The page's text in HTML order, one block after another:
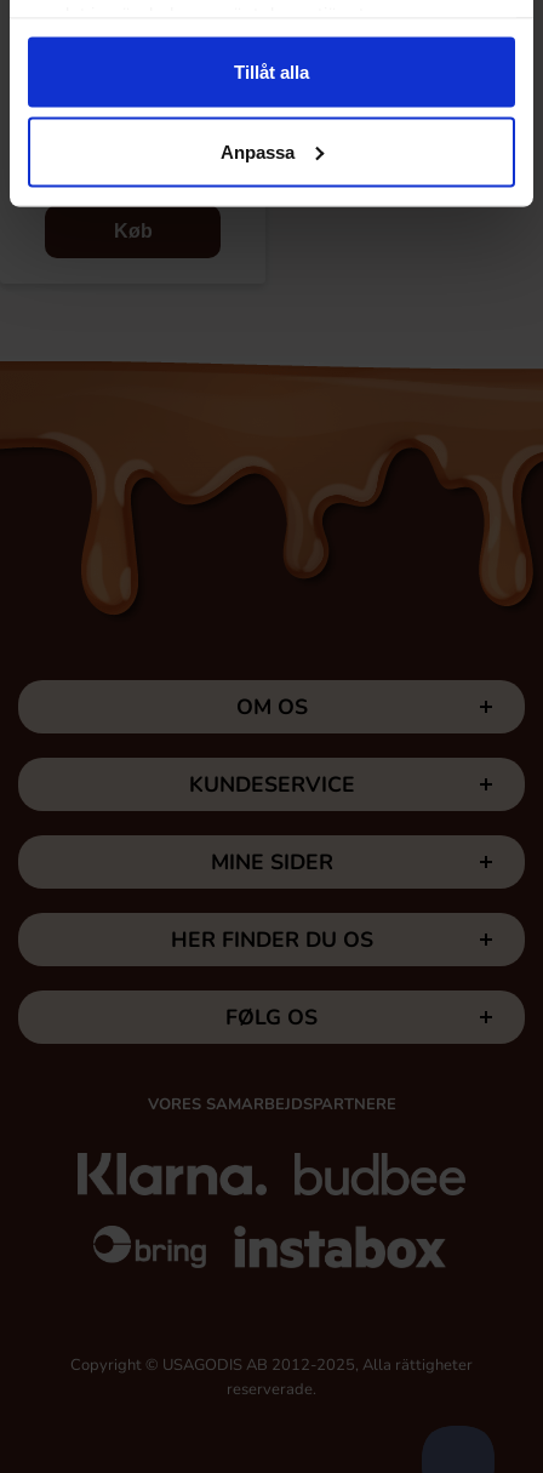
Tillåt alla
Anpassa
99.50 kr 89.90 kr
Køb
OM OS
KUNDESERVICE
MINE SIDER
HER FINDER DU OS
FØLG OS
VORES SAMARBEJDSPARTNERE
Copyright © USAGODIS AB 2012-2025, Alla rättigheter
reserverade.